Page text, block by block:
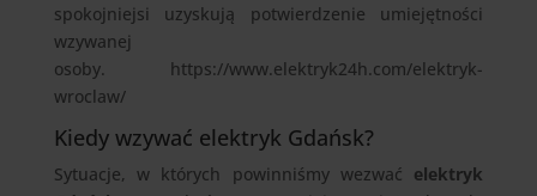
spokojniejsi uzyskują potwierdzenie umiejętności
wzywanej
osoby. https://www.elektryk24h.com/elektryk-
wroclaw/
Kiedy wzywać elektryk Gdańsk?
Sytuacje, w których powinniśmy wezwać elektryk